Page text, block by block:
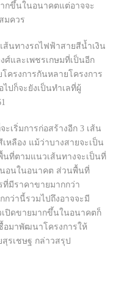
กขึ้นในอนาคตแต่อาจจะ
มควร
นทางรถไฟฟ้าสายสีน้ำเงิน
และเพชรเกษมที่เป็นอีก
ครงการกันหลายโครงการ
ปก็จะยังเป็นทำเลที่ผู้
เริ่มการก่อสร้างอีก 3 เส้น
หลือง แม้ว่าบางสายจะเป็น
นที่ตามแนวเส้นทางจะเป็นที่
อนในอนาคต ส่วนพื้นที่
ที่มีราคาขายมากกว่า
กว่านี้รวมไปถึงอาจจะมี
เปิดขายมากขึ้นในอนาคตก็
อมาพัฒนาโครงการให้
รเชษฐ กล่าวสรุป